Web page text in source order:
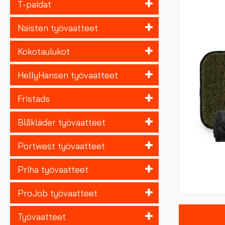
T-paidat
Naisten työvaatteet
Kokotaulukot
HellyHansen työvaatteet
Fristads
Blåkläder työvaatteet
Portwest työvaatteet
Priha työvaatteet
ProJob työvaatteet
Työvaatteet